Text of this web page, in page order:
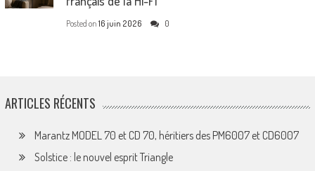
Posted on 16 juin 2026 0
ARTICLES RÉCENTS
Marantz MODEL 70 et CD 70, héritiers des PM6007 et CD6007
Solstice : le nouvel esprit Triangle